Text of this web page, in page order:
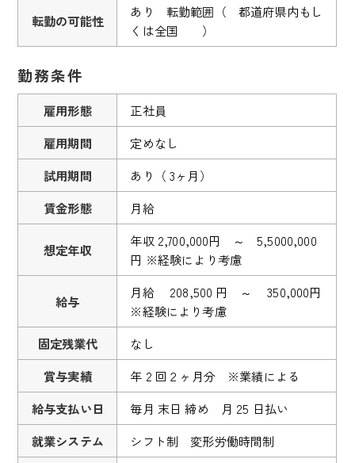
転勤の可能性
あり 転勤範囲（ 都道府県内もし
くは全国 ）
勤務条件
雇用形態
正社員
雇用期間
定めなし
試用期間
あり（ 3ヶ月）
賃金形態
月給
想定年収
年収 2,700,000円 ～ 5,5000,000
円 ※経験により考慮
給与
月給 208,500 円 ～ 350,000円
※経験により考慮
固定残業代
なし
賞与実績
年 2 回２ヶ月分 ※業績による
給与支払い日
毎月 末日 締め 月 25 日払い
就業システム
シフト制 変形労働時間制